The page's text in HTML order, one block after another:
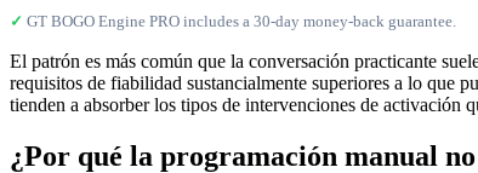
✓ GT BOGO Engine PRO includes a 30-day money-back guarantee.
El patrón es más común que la conversación practicante
requisitos de fiabilidad sustancialmente superiores a lo que
tienden a absorber los tipos de intervenciones de activación
¿Por qué la programación manual